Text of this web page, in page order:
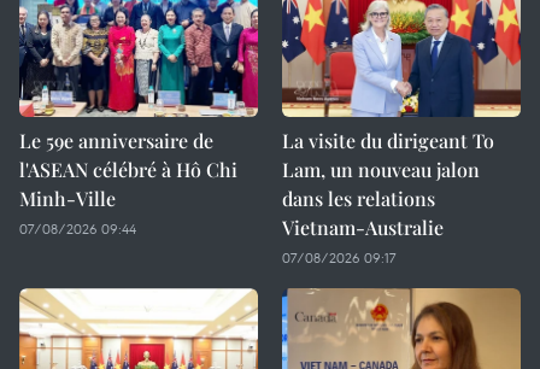
Le 59e anniversaire de
l'ASEAN célébré à Hô Chi
Minh-Ville
07/08/2026 09:44
La visite du dirigeant To
Lam, un nouveau jalon
dans les relations
Vietnam-Australie
07/08/2026 09:17